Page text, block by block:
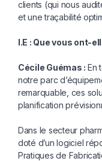
clients (qui nous
et une traçabilité
I.E : Que vous ont-
Cécile Guémas : En
notre parc
remarquable, ces
planification
Dans le secteur
doté d’un logiciel
Pratiques de